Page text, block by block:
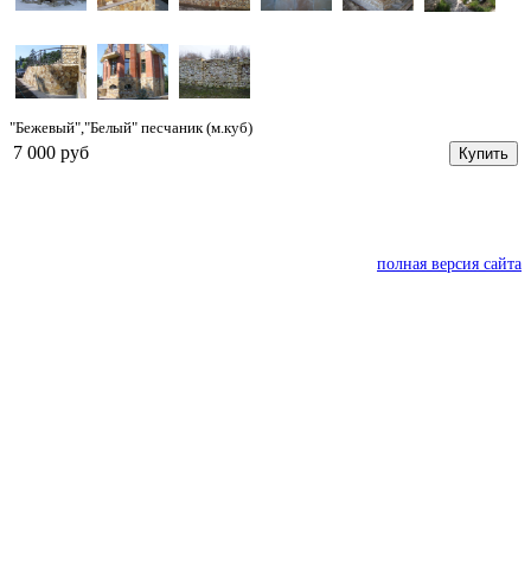
"Бежевый","Белый" песчаник (м.куб)
7 000 руб Купить
полная версия сайта